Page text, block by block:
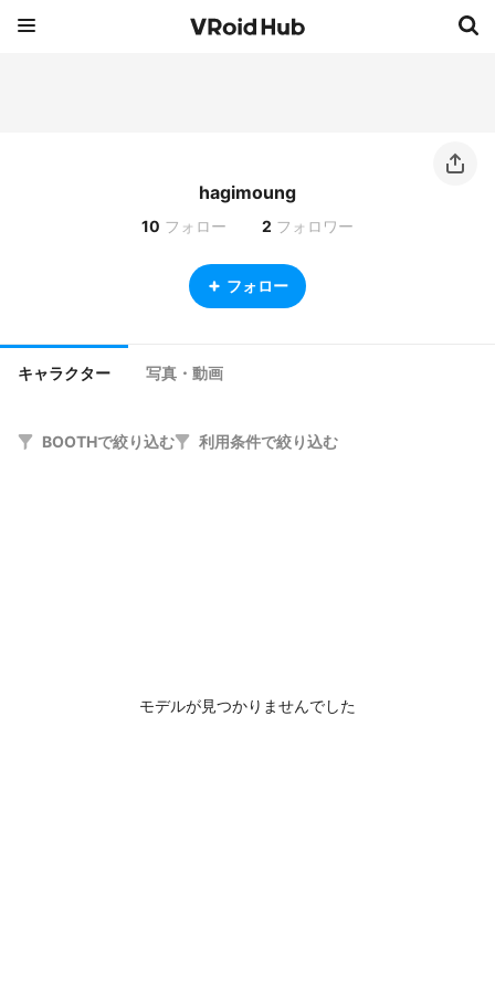
hagimoung
10 フォロー 2 フォロワー
フォロー
キャラクター 写真・動画
BOOTHで絞り込む 利用条件で絞り込む
モデルが見つかりませんでした